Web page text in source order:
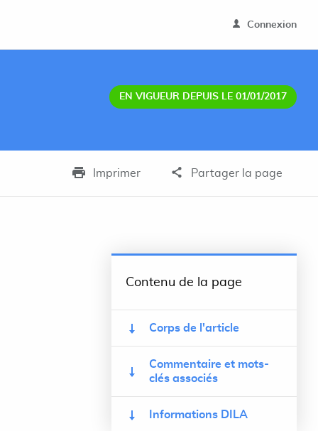
Connexion
EN VIGUEUR DEPUIS LE 01/01/2017
Imprimer Partager la page
Contenu de la page
Corps de l'article
Commentaire et mots-
clés associés
Informations DILA